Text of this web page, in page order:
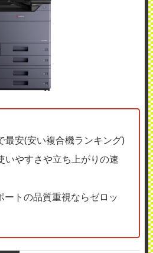
安(安い複合機ランキング)
やすさや立ち上がりの速
トの品質重視ならゼロッ